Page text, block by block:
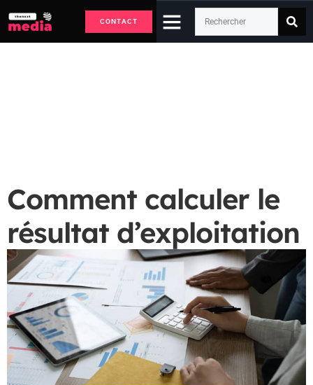
CONTACT
Comment calculer le
résultat d’exploitation